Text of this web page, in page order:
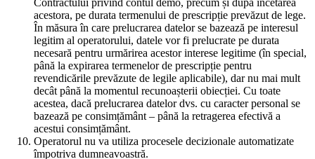
Contractului privind contul demo, precum și după încetarea
acestora, pe durata termenului de prescripție prevăzut de lege.
În măsura în care prelucrarea datelor se bazează pe interesul
legitim al operatorului, datele vor fi prelucrate pe durata
necesară pentru urmărirea acestor interese legitime (în special,
până la expirarea termenelor de prescripție pentru
revendicările prevăzute de legile aplicabile), dar nu mai mult
decât până la momentul recunoașterii obiecției. Cu toate
acestea, dacă prelucrarea datelor dvs. cu caracter personal se
bazează pe consimțământ – până la retragerea efectivă a
acestui consimțământ.
Operatorul nu va utiliza procesele decizionale automatizate
împotriva dumneavoastră.